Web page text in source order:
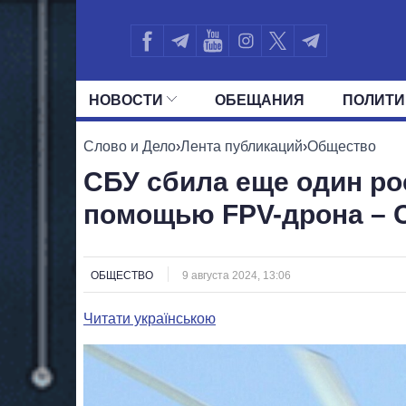
НОВОСТИ ОБЕЩАНИЯ
ВСЕ ПОЛИТИКИ ПРЕЗИДЕНТ И
Слово и Дело›Лента публикаций›Общество
СБУ сбила еще один
помощью FPV-дрона –
ОБЩЕСТВО 9 августа 2024, 13:06
Читати українською